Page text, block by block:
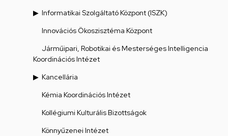
Informatikai Szolgáltató Központ (ISZK)
Innovációs Ökoszisztéma Központ
Járműipari, Robotikai és Mesterséges Intelligencia
Koordinációs Intézet
Kancellária
Kémia Koordinációs Intézet
Kollégiumi Kulturális Bizottságok
Könnyűzenei Intézet